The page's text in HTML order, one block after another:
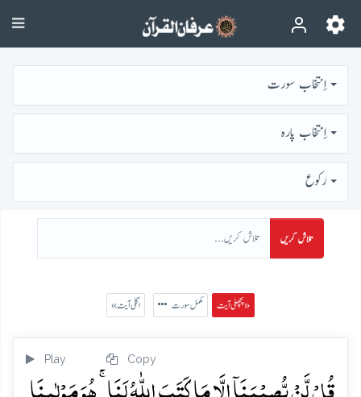
اِنتخاب سورت
اِنتخاب پارہ
رُكوع
تلاش کریں
پچھلی آیت » مکمل سورت « اگلی آیت
Play Copy